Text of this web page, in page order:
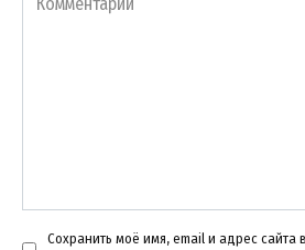
Сохранить моё имя, email и адрес сайта